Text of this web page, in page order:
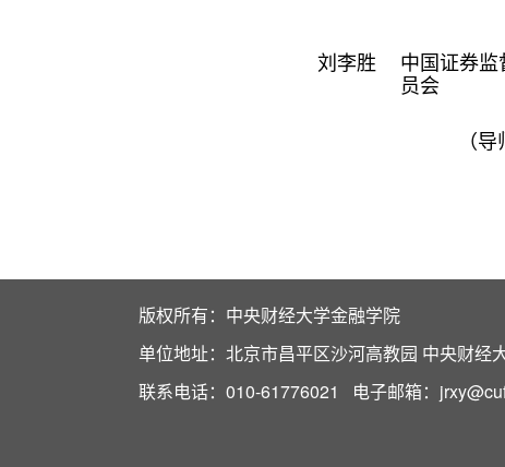
刘李胜
中国证券
员会
（
版权所有：中央财经大学金融学院
单位地址：北京市昌平区沙河高教园 中央财经
联系电话：010-61776021 电子邮箱：